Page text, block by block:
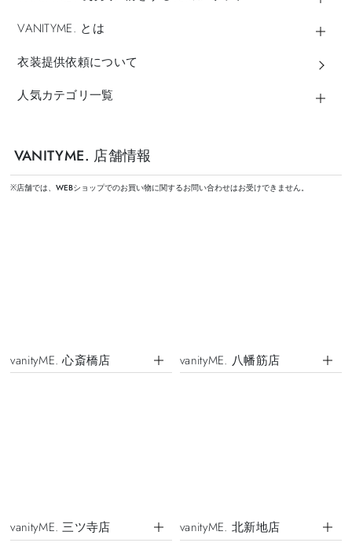
VANITYME. とは
衣装提供依頼について
人気カテゴリ一覧
VANITYME. 店舗情報
※店舗では、WEBショップでのお買い物に関するお問い合わせはお受けできません。
vanityME. 心斎橋店 vanityME. 八幡筋店
vanityME. 三ツ寺店 vanityME. 北新地店